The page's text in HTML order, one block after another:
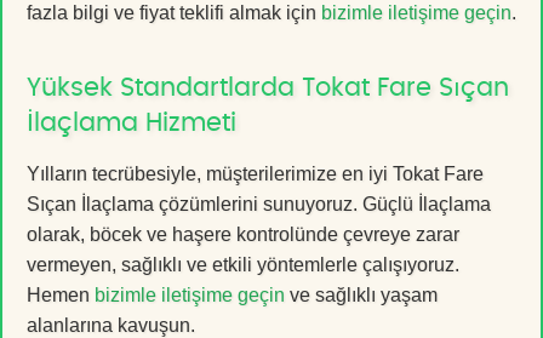
fazla bilgi ve fiyat teklifi almak için bizimle iletişime geçin.
Yüksek Standartlarda Tokat Fare Sıçan
İlaçlama Hizmeti
Yılların tecrübesiyle, müşterilerimize en iyi Tokat Fare
Sıçan İlaçlama çözümlerini sunuyoruz. Güçlü İlaçlama
olarak, böcek ve haşere kontrolünde çevreye zarar
vermeyen, sağlıklı ve etkili yöntemlerle çalışıyoruz.
Hemen bizimle iletişime geçin ve sağlıklı yaşam
alanlarına kavuşun.